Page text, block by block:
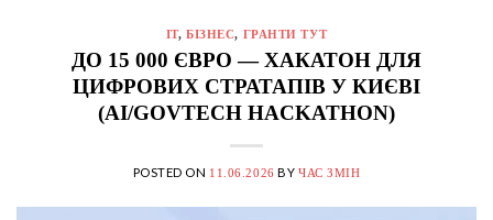
IT,БІЗНЕС, ГРАНТИ ТУТ
ДО 15 000 ЄВРО — ХАКАТОН ДЛЯ
ЦИФРОВИХ СТРАТАПІВ У КИЄВІ
(AI/GOVTECH HACKATHON)
POSTED ON 11.06.2026 BY ЧАС ЗМІН